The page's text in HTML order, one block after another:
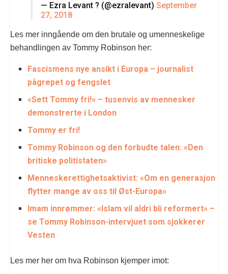
— Ezra Levant ? (@ezralevant) September
27, 2018
Les mer inngående om den brutale og umenneskelige
behandlingen av Tommy Robinson her:
Fascismens nye ansikt i Europa – journalist
pågrepet og fengslet
«Sett Tommy fri!» – tusenvis av mennesker
demonstrerte i London
Tommy er fri!
Tommy Robinson og den forbudte talen: «Den
britiske politistaten»
Menneskerettighetsaktivist: «Om en generasjon
flytter mange av oss til Øst-Europa»
Imam innrømmer: «Islam vil aldri bli reformert» –
se Tommy Robinson-intervjuet som sjokkerer
Vesten
Les mer her om hva Robinson kjemper imot: